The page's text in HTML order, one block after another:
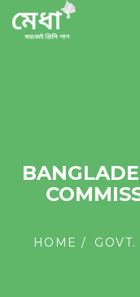
HOME